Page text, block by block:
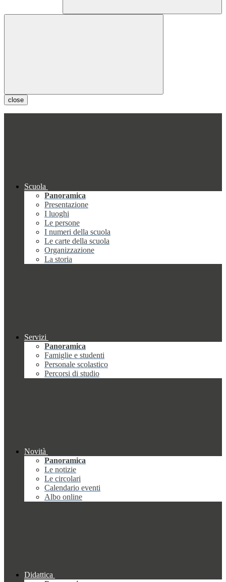
close
Scuola
Panoramica
Presentazione
I luoghi
Le persone
I numeri della scuola
Le carte della scuola
Organizzazione
La storia
Servizi
Panoramica
Famiglie e studenti
Personale scolastico
Percorsi di studio
Novità
Panoramica
Le notizie
Le circolari
Calendario eventi
Albo online
Didattica